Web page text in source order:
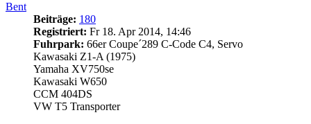
Bent
Beiträge: 180
Registriert: Fr 18. Apr 2014, 14:46
Fuhrpark: 66er Coupe´289 C-Code C4, Servo
Kawasaki Z1-A (1975)
Yamaha XV750se
Kawasaki W650
CCM 404DS
VW T5 Transporter